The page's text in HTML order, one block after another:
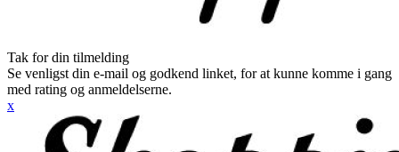
Tak for din tilmelding
Se venligst din e-mail og godkend linket, for at kunne komme i gang
med rating og anmeldelserne.
x